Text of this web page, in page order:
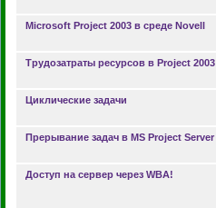
Microsoft Project 2003 в среде Novell
Трудозатраты ресурсов в Project 2003
Циклические задачи
Прерывание задач в MS Project Server
Доступ на сервер через WBA!